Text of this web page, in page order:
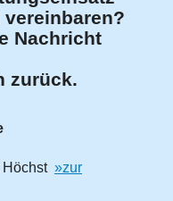
vereinbaren?
Nachricht
zurück.
Höchst »zur